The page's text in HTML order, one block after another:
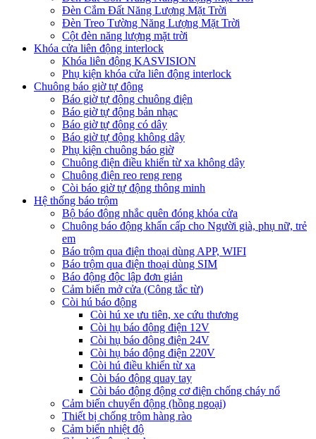
Đèn Cắm Đất Năng Lượng Mặt Trời
Đèn Treo Tường Năng Lượng Mặt Trời
Cột đèn năng lượng mặt trời
Khóa cửa liên động interlock
Khóa liên động KASVISION
Phụ kiện khóa cửa liên động interlock
Chuông báo giờ tự động
Báo giờ tự động chuông điện
Báo giờ tự động bản nhạc
Báo giờ tự động có dây
Báo giờ tự động không dây
Phụ kiện chuông báo giờ
Chuông điện điều khiển từ xa không dây
Chuông điện reo reng reng
Còi báo giờ tự động thông minh
Hệ thống báo trộm
Bộ báo động nhắc quên đóng khóa cửa
Chuông báo động khẩn cấp cho Người già, phụ nữ, trẻ
em
Báo trộm qua điện thoại dùng APP, WIFI
Báo trộm qua điện thoại dùng SIM
Báo động độc lập đơn giản
Cảm biến mở cửa (Công tắc từ)
Còi hú báo động
Còi hú xe ưu tiên, xe cứu thương
Còi hụ báo động điện 12V
Còi hụ báo động điện 24V
Còi hụ báo động điện 220V
Còi hú điều khiển từ xa
Còi báo động quay tay
Còi báo động động cơ điện chống cháy nổ
Cảm biến chuyển động (hồng ngoại)
Thiết bị chống trộm hàng rào
Cảm biến nhiệt độ